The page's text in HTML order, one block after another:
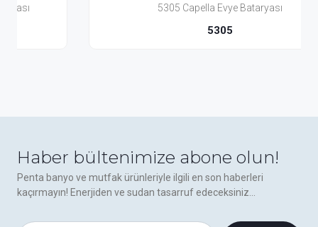
5305 Capella Evye Bataryası
Haber bültenimize abone olun!
Penta banyo ve mutfak ürünleriyle ilgili en son haberleri
kaçırmayın! Enerjiden ve sudan tasarruf edeceksiniz...